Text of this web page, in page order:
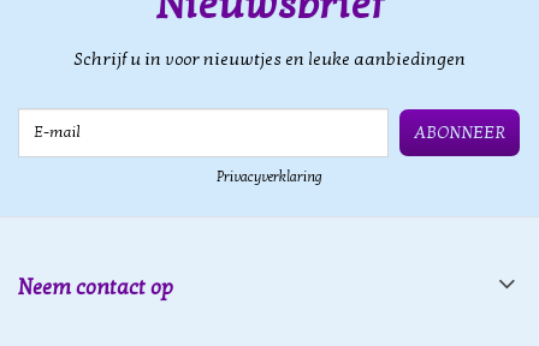
Schrijf u in voor nieuwtjes en leuke aanbiedingen
ABONNEER
Privacyverklaring
Neem contact op